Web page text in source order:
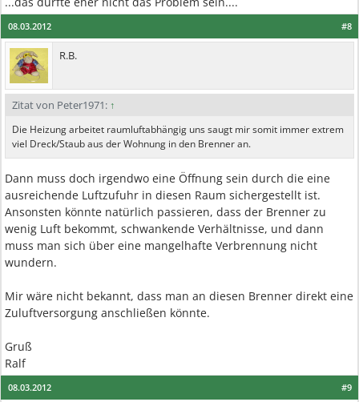
#8
08.03.2012
R.B.
Zitat von Peter1971: ↑
Die Heizung arbeitet raumluftabhängig uns saugt mir somit immer extrem
viel Dreck/Staub aus der Wohnung in den Brenner an.
Dann muss doch irgendwo eine Öffnung sein durch die eine
ausreichende Luftzufuhr in diesen Raum sichergestellt ist.
Ansonsten könnte natürlich passieren, dass der Brenner zu
wenig Luft bekommt, schwankende Verhältnisse, und dann
muss man sich über eine mangelhafte Verbrennung nicht
wundern.
Mir wäre nicht bekannt, dass man an diesen Brenner direkt eine
Zuluftversorgung anschließen könnte.
Gruß
Ralf
#9
08.03.2012